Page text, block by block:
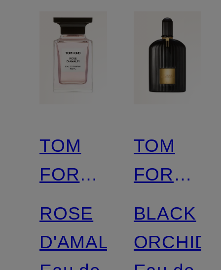
TOM
FORD
BEAUTY
ROSE
D'AMALFI
TOM
FORD
BEAUTY
BLACK
ORCHID